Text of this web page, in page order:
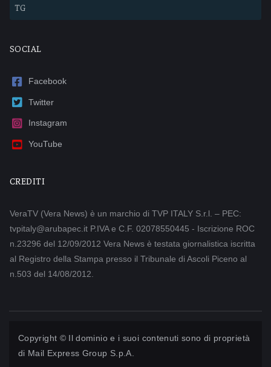
TG
SOCIAL
Facebook
Twitter
Instagram
YouTube
CREDITI
VeraTV (Vera News) è un marchio di TVP ITALY S.r.l. – PEC:
tvpitaly@arubapec.it P.IVA e C.F. 02078550445 - Iscrizione ROC
n.23296 del 12/09/2012 Vera News è testata giornalistica iscritta
al Registro della Stampa presso il Tribunale di Ascoli Piceno al
n.503 del 14/08/2012.
Copyright © Il dominio e i suoi contenuti sono di proprietà
di Mail Express Group S.p.A.